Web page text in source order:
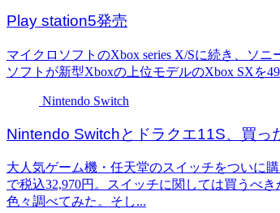
Play station5発売
マイクロソフトのXbox series X/Sに続き、ソ
ソフトが新型Xboxの上位モデルのXbox SXを
Nintendo Switch
Nintendo Switchとドラクエ11S、買っ
大人気ゲーム機・任天堂のスイッチをついに
で税込32,970円。スイッチに関しては買うべ
色々調べてみた。そし...